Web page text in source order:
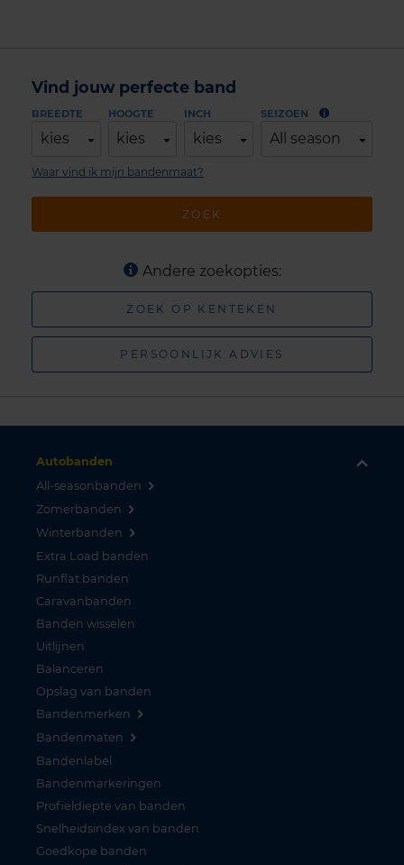
Vind jouw perfecte band
BREEDTE
kies
HOOGTE
kies
INCH
kies
SEIZOEN
All season
ZOEK
Waar vind ik mijn bandenmaat?
Andere zoekopties:
ZOEK OP KENTEKEN
PERSOONLIJK ADVIES
Autobanden
All-seasonbanden
Zomerbanden
Winterbanden
Extra Load banden
Runflat banden
Caravanbanden
Banden wisselen
Uitlijnen
Balanceren
Opslag van banden
Bandenmerken
Bandenmaten
Bandenlabel
Bandenmarkeringen
Profieldiepte van banden
Snelheidsindex van banden
Goedkope banden